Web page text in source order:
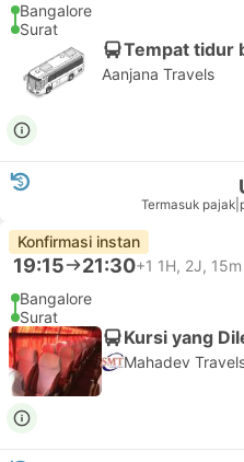
Bangalore
Surat
Tempat tidur
Aanjana Travels
Termasuk pajak
Konfirmasi instan
19:15 21:30+1 1H, 2J, 15m
Bangalore
Surat
Kursi yang
Mahadev